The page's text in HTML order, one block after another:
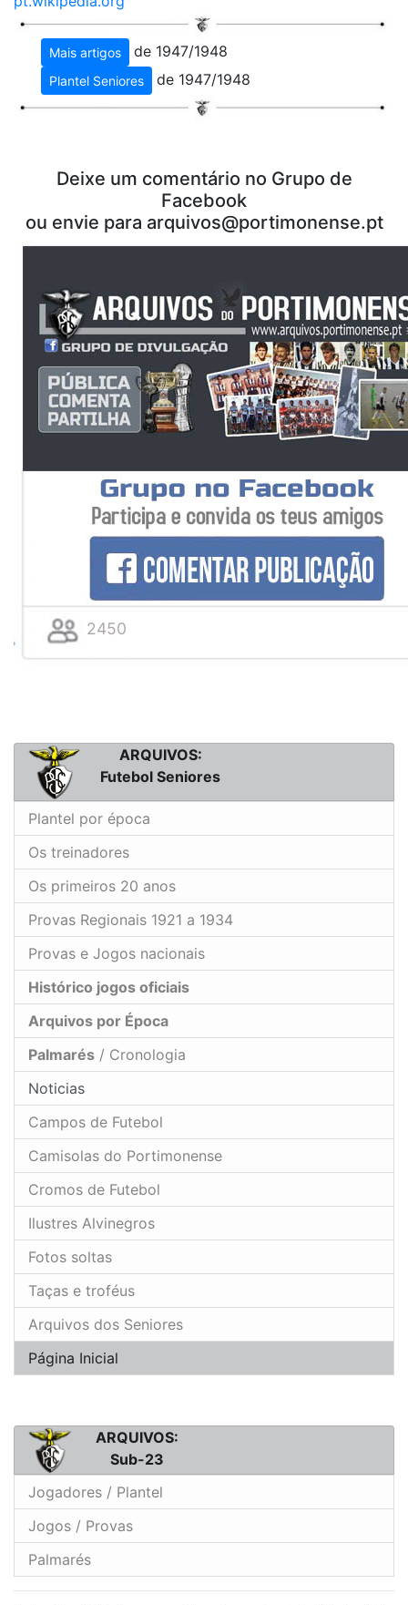
Mais artigos de 1947/1948
Plantel Seniores de 1947/1948
Deixe um comentário no Grupo de
Facebook
ou envie para arquivos@portimonense.pt
2450
ARQUIVOS:
Futebol Seniores
Plantel por época
Os treinadores
Os primeiros 20 anos
Provas Regionais 1921 a 1934
Provas e Jogos nacionais
Histórico jogos oficiais
Arquivos por Época
Palmarés / Cronologia
Noticias
Campos de Futebol
Camisolas do Portimonense
Cromos de Futebol
Ilustres Alvinegros
Fotos soltas
Taças e troféus
Arquivos dos Seniores
Página Inicial
ARQUIVOS:
Sub-23
Jogadores / Plantel
Jogos / Provas
Palmarés